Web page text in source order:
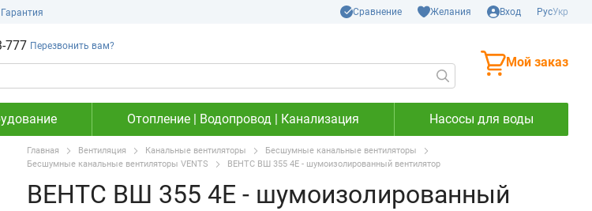
Гарантия Сравнение Желания Вход РусУкр
777 Перезвонить вам?
Мой заказ
Отопление | Водопровод | Канализация Насосы для воды
Главная Вентиляция Канальные вентиляторы
Бесшумные канальные вентиляторы
Бесшумные канальные вентиляторы VENTS
ВЕНТС ВШ 355 4Е - шумоизолированный вентилятор
ВЕНТС ВШ 355 4Е - шумоизолированный